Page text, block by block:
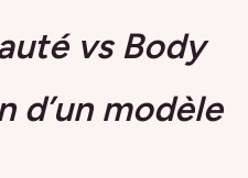
vs Body
d’un modèle